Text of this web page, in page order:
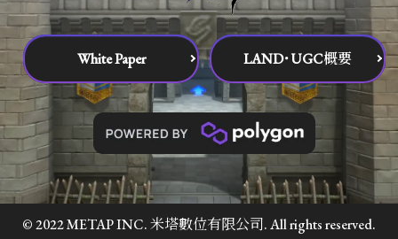
White Paper LAND･UGC概要
© 2022 METAP INC. 米塔數位有限公司. All rights reserved.